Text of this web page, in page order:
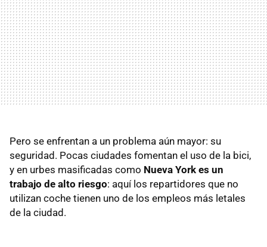
Pero se enfrentan a un problema aún mayor: su
seguridad. Pocas ciudades fomentan el uso de la bici,
y en urbes masificadas como Nueva York es un
trabajo de alto riesgo: aquí los repartidores que no
utilizan coche tienen uno de los empleos más letales
de la ciudad.